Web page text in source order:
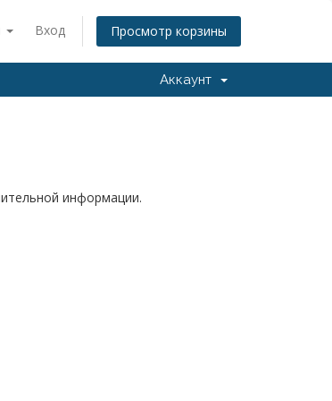
Вход Просмотр корзины
Аккаунт
информации.